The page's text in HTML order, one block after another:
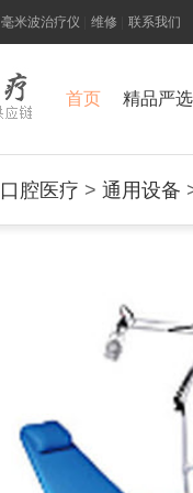
毫米波治疗仪 维修 联系我们
首页 精品严选
口腔医疗 > 通用设备